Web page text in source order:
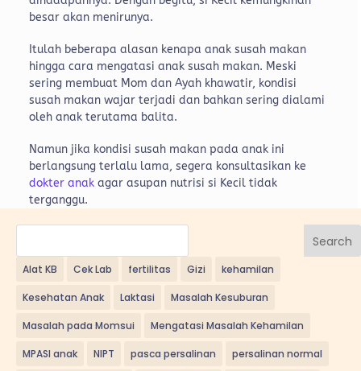
besar akan menirunya.
Itulah beberapa alasan kenapa anak susah makan
hingga cara mengatasi anak susah makan. Meski
sering membuat Mom dan Ayah khawatir, kondisi
susah makan wajar terjadi dan bahkan sering dialami
oleh anak terutama balita.
Namun jika kondisi susah makan pada anak ini
berlangsung terlalu lama, segera konsultasikan ke
dokter anakagar asupan nutrisi si Kecil tidak
terganggu.
Search
Alat KB Cek Lab fertilitas Gizi kehamilan
Kesehatan Anak Laktasi Masalah Kesuburan
Masalah pada Momsui Mengatasi Masalah Kehamilan
MPASI anak NIPT pasca persalinan persalinan normal